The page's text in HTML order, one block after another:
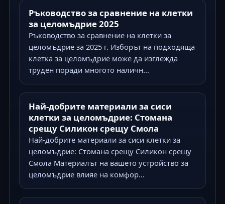
Ръководство за сравнение на клетки
за целомъдрие 2025
Ръководство за сравнение на клетки за
целомъдрие за 2025 г. Изборът на подходяща
клетка за целомъдрие може да изглежда
труден поради многото наличн...
Най-добрите материали за сиси
клетки за целомъдрие: Стомана
срещу Силикон срещу Смола
Най-добрите материали за сиси клетки за
целомъдрие: Стомана срещу Силикон срещу
Смола Материалът на вашето устройство за
целомъдрие влияе на комфор...